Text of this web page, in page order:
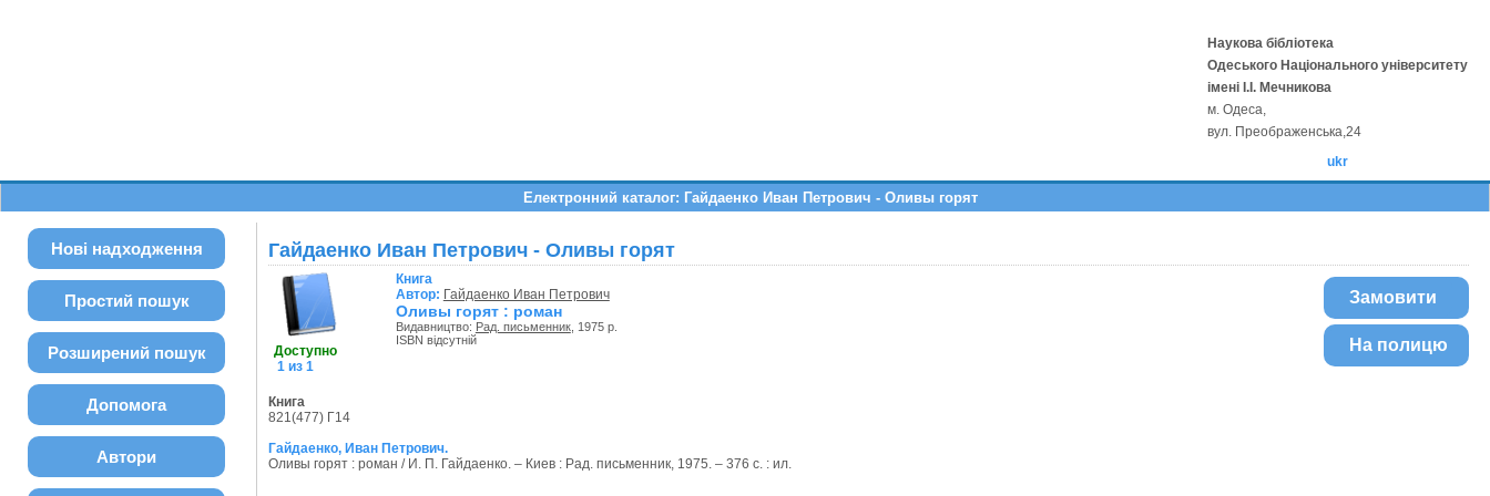
Наукова бібліотека
Одеського Національного університету
імені І.І. Мечникова
м. Одеса,
вул. Преображенська,24
ukr
Електронний каталог: Гайдаенко Иван Петрович - Оливы горят
Нові надходження
Простий пошук
Розширений пошук
Допомога
Автори
Гайдаенко Иван Петрович - Оливы горят
Доступно
1 из 1
Книга
Автор: Гайдаенко Иван Петрович
Оливы горят : роман
Видавництво: Рад. письменник, 1975 р.
ISBN відсутній
Замовити
На полицю
Книга
821(477) Г14
Гайдаенко, Иван Петрович.
Оливы горят : роман / И. П. Гайдаенко. – Киев : Рад. письменник, 1975. – 376 с. : ил.